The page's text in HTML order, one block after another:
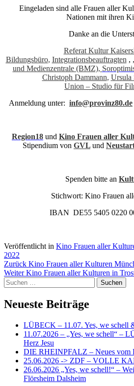
Eingeladen sind alle Frauen aller
Nationen mit ihren
Danke an die
Referat Kultur
Bildungsbüro, Integrationsbeauftragten ,
und Medienzentrale (BMZ),
Christoph Dammann, Ursula
Union – Studio für
Anmeldung unter: info@provinz80.de
Region18 und Kino Frauen aller
Stipendium von GVL und
Spenden bitte an
Stichwort: Kino Frauen
IBAN DE55 5405 0220
Veröffentlicht in Kino Frauen aller
2022
Beitragsnavigation
Zurück Kino Frauen aller Kulturen
WeiterKino Frauen aller Kulturen in
Suchen
nach:
Neueste Beiträge
LÜBECK – 11.07. Yes, we schell
11.07.2026 – „Yes, we schell“ –
Herz Jesu
DIE RHEINPFALZ – Neues vom
25.06.2026 -> ZDF – VOLLE
26.06.2026 „Yes, we schell!“ –
Flörsheim Dalsheim